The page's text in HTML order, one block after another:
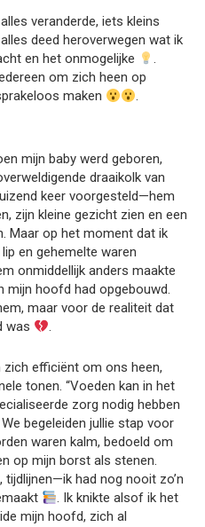
veranderde, iets kleins
deed heroverwegen wat ik
en het onmogelijke
.
om zich heen op
maken
.
mijn baby werd geboren,
draaikolk van
keer voorgesteld—hem
zijn kleine gezicht zien en een
Maar op het moment dat ik
en gehemelte waren
onmiddellijk anders maakte
mijn hoofd had opgebouwd.
maar voor de realiteit dat
was
.
zich efficiënt om ons heen,
tonen. “Voeden kan in het
zorg nodig hebben
begeleiden jullie stap voor
waren kalm, bedoeld om
op mijn borst als stenen.
had nog nooit zo’n
. Ik knikte alsof ik het
mijn hoofd, zich al